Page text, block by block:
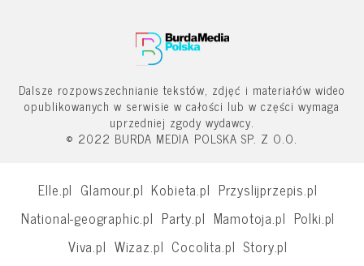
Dalsze rozpowszechnianie tekstów, zdjęć i materiałów wideo
opublikowanych w serwisie w całości lub w części wymaga
uprzedniej zgody wydawcy.
© 2022 BURDA MEDIA POLSKA SP. Z O.O.
Elle.pl Glamour.pl Kobieta.pl Przyslijprzepis.pl
National-geographic.pl Party.pl Mamotoja.pl Polki.pl
Viva.pl Wizaz.pl Cocolita.pl Story.pl